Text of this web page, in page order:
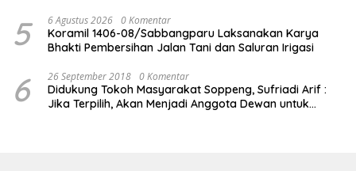
5 6 Agustus 2026 0 Komentar
Koramil 1406-08/Sabbangparu Laksanakan Karya
Bhakti Pembersihan Jalan Tani dan Saluran Irigasi
6 26 September 2018 0 Komentar
Didukung Tokoh Masyarakat Soppeng, Sufriadi Arif :
Jika Terpilih, Akan Menjadi Anggota Dewan untuk